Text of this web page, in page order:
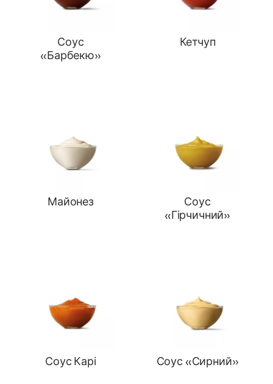
Соус
«Барбекю»
Кетчуп
Майонез
Соус
«Гірчичний»
Соус Карі Соус «Сирний»